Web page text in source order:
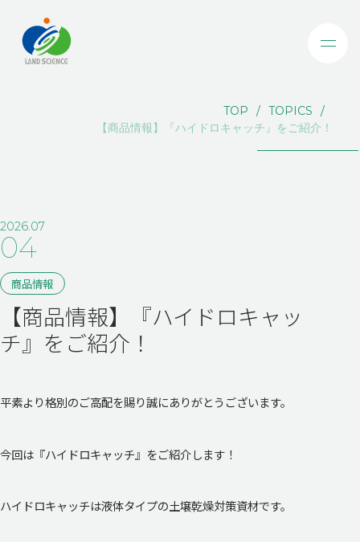
TOP
TOPICS
【商品情報】『ハイドロキャッチ』をご紹介！
2026.07
04
商品情報
【商品情報】『ハイドロキャッ
チ』をご紹介！
平素より格別のご高配を賜り誠にありがとうございます。
今回は『ハイドロキャッチ』をご紹介します！
ハイドロキャッチは液体タイプの土壌乾燥対策資材です。